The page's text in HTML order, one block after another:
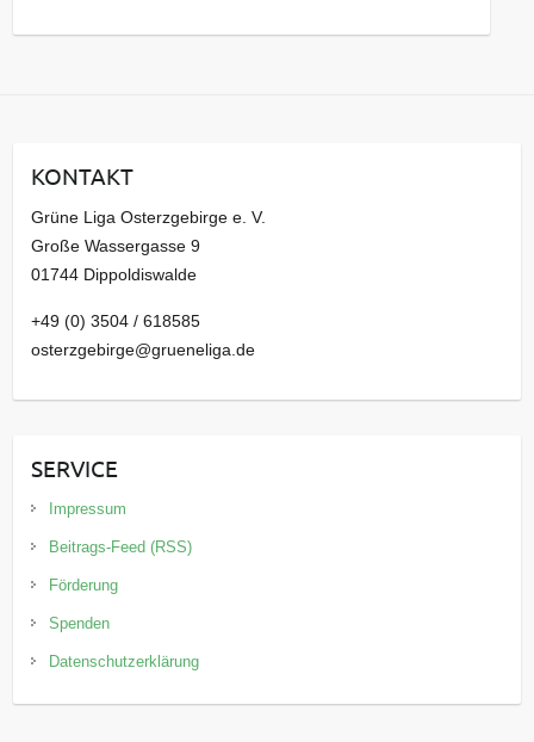
a
v
KONTAKT
Grüne Liga Osterzgebirge e. V.
Große Wassergasse 9
01744 Dippoldiswalde
+49 (0) 3504 / 618585
osterzgebirge@grueneliga.de
SERVICE
Impressum
Beitrags-Feed (RSS)
Förderung
Spenden
Datenschutzerklärung